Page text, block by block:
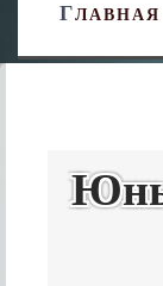
ГЛАВНАЯ